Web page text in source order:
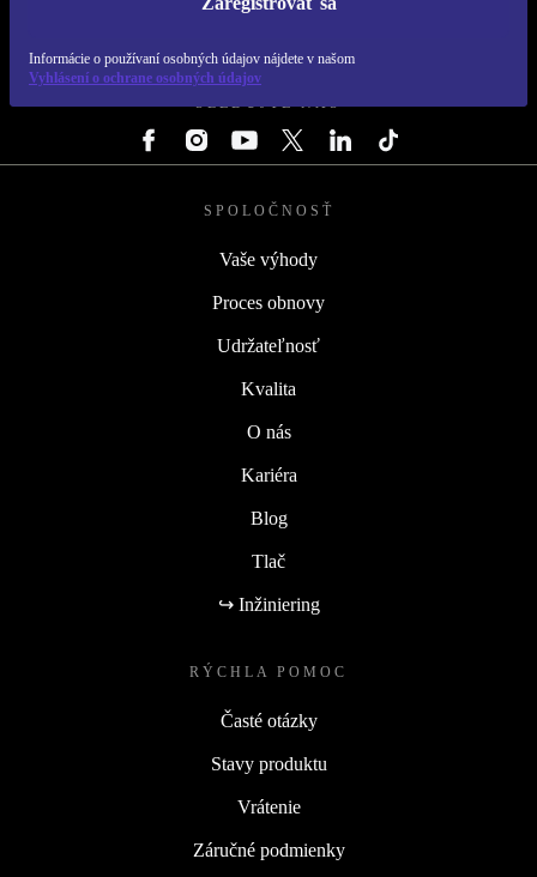
Informácie o používaní osobných údajov nájdete v našom
Vyhlásení o ochrane osobných údajov
SLEDUJTE NÁS
SPOLOČNOSŤ
Vaše výhody
Proces obnovy
Udržateľnosť
Kvalita
O nás
Kariéra
Blog
Tlač
↪ Inžiniering
RÝCHLA POMOC
Časté otázky
Stavy produktu
Vrátenie
Záručné podmienky